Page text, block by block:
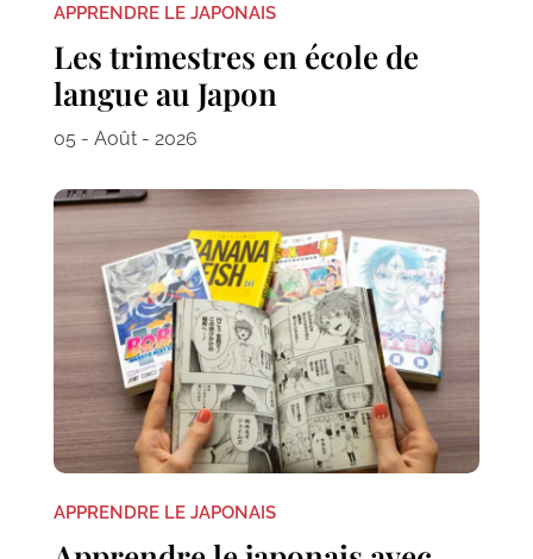
APPRENDRE LE JAPONAIS
Les trimestres en école de
langue au Japon
05 - Août - 2026
APPRENDRE LE JAPONAIS